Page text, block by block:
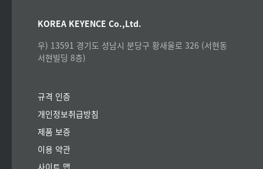
KOREA KEYENCE Co.,Ltd.
우) 13591 경기도 성남시 분당구 황새울로 326 (서현동
서현빌딩 8층)
규격 인증
개인정보취급방침
제품 보증
이용 약관